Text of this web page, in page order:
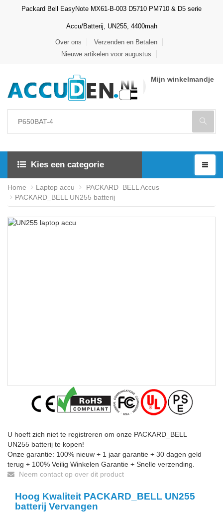
Packard Bell EasyNote MX61-B-003 D5710 PM710 & D5 serie
Accu/Batterij, UN255, 4400mah
Over ons
Verzenden en Betalen
Nieuwe artikelen voor augustus
Mijn winkelmandje
Kies een categorie
Home Laptop accu
PACKARD_BELL Accus
PACKARD_BELL UN255 batterij
U hoeft zich niet te registreren om onze PACKARD_BELL
UN255 batterij te kopen!
Onze garantie: 100% nieuw + 1 jaar garantie + 30 dagen geld
terug + 100% Veilig Winkelen Garantie + Snelle verzending.
Neem contact op over dit product
Hoog Kwaliteit PACKARD_BELL UN255
batterij Vervangen